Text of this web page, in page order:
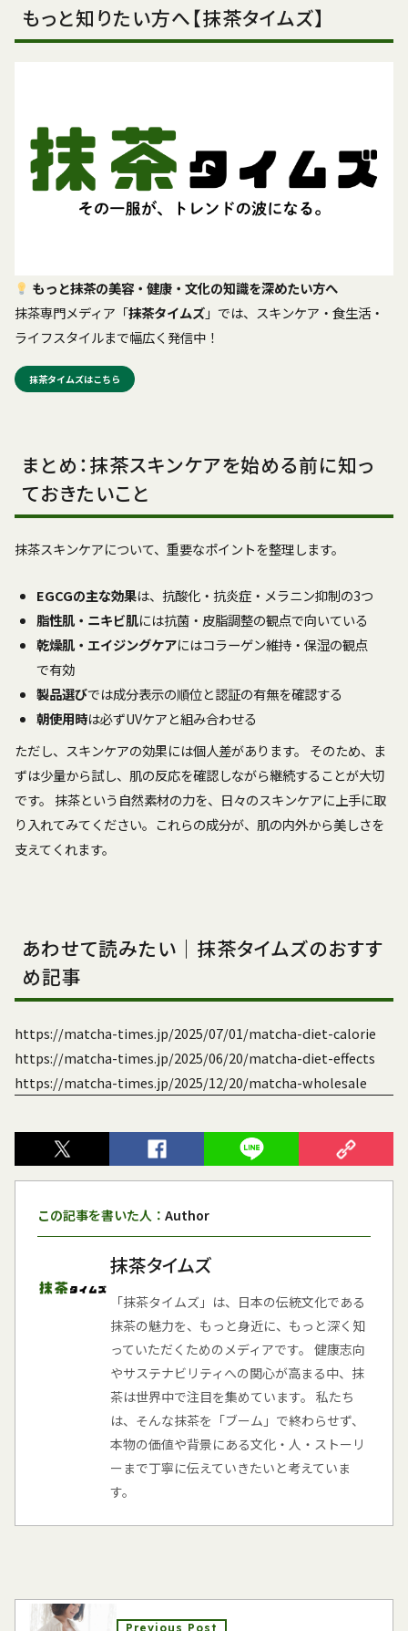
もっと知りたい方へ【抹茶タイムズ】
もっと抹茶の美容・健康・文化の知識を深めたい方へ
抹茶専門メディア「抹茶タイムズ」では、スキンケア・食生活・
ライフスタイルまで幅広く発信中！
抹茶タイムズはこちら
まとめ：抹茶スキンケアを始める前に知っ
ておきたいこと
抹茶スキンケアについて、重要なポイントを整理します。
EGCGの主な効果は、抗酸化・抗炎症・メラニン抑制の3つ
脂性肌・ニキビ肌には抗菌・皮脂調整の観点で向いている
乾燥肌・エイジングケアにはコラーゲン維持・保湿の観点
で有効
製品選びでは成分表示の順位と認証の有無を確認する
朝使用時は必ずUVケアと組み合わせる
ただし、スキンケアの効果には個人差があります。 そのため、ま
ずは少量から試し、肌の反応を確認しながら継続することが大切
です。 抹茶という自然素材の力を、日々のスキンケアに上手に取
り入れてみてください。これらの成分が、肌の内外から美しさを
支えてくれます。
あわせて読みたい｜抹茶タイムズのおすす
め記事
https://matcha-times.jp/2025/07/01/matcha-diet-calorie
https://matcha-times.jp/2025/06/20/matcha-diet-effects
https://matcha-times.jp/2025/12/20/matcha-wholesale
この記事を書いた人： Author
抹茶タイムズ
「抹茶タイムズ」は、日本の伝統文化である
抹茶の魅力を、もっと身近に、もっと深く知
っていただくためのメディアです。 健康志向
やサステナビリティへの関心が高まる中、抹
茶は世界中で注目を集めています。 私たち
は、そんな抹茶を「ブーム」で終わらせず、
本物の価値や背景にある文化・人・ストーリ
ーまで丁寧に伝えていきたいと考えていま
す。
Previous Post